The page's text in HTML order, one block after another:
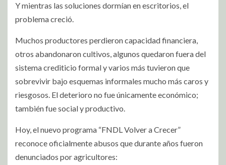
Y mientras las soluciones dormían en escritorios, el
problema creció.
Muchos productores perdieron capacidad financiera,
otros abandonaron cultivos, algunos quedaron fuera del
sistema crediticio formal y varios más tuvieron que
sobrevivir bajo esquemas informales mucho más caros y
riesgosos. El deterioro no fue únicamente económico;
también fue social y productivo.
Hoy, el nuevo programa “FNDL Volver a Crecer”
reconoce oficialmente abusos que durante años fueron
denunciados por agricultores: